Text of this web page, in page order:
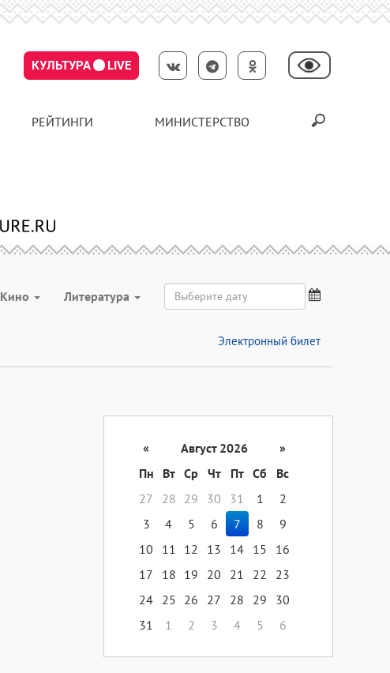
КУЛЬТУРА LIVE
РЕЙТИНГИ МИНИСТЕРСТВО
Кино Литература
Электронный билет
« Август 2026
»
Пн
Вт Ср Чт Пт Сб
Вс
27
28 29 30 31 1
2
3
4 5 6 7 8
9
10
11 12 13 14 15
16
17
18 19 20 21 22
23
24 25 26 27 28 29
30
31
1 2 3 4 5 6